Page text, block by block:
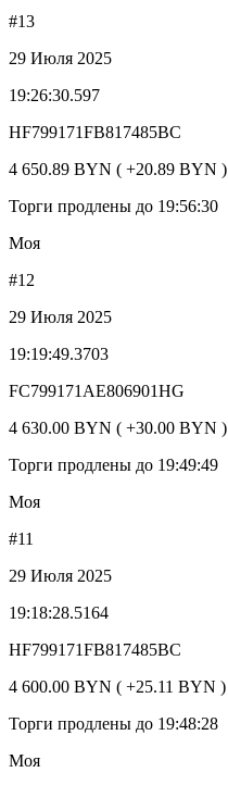
#13
29 Июля 2025
19:26:30.597
HF799171FB817485BC
4 650.89 BYN ( +20.89 BYN )
Торги продлены до 19:56:30
Моя
#12
29 Июля 2025
19:19:49.3703
FC799171AE806901HG
4 630.00 BYN ( +30.00 BYN )
Торги продлены до 19:49:49
Моя
#11
29 Июля 2025
19:18:28.5164
HF799171FB817485BC
4 600.00 BYN ( +25.11 BYN )
Торги продлены до 19:48:28
Моя